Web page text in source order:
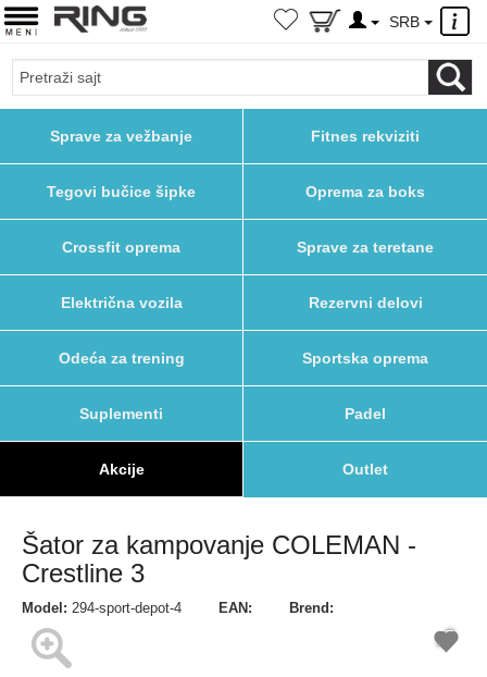
×
SRB
Sprave za vežbanje Fitnes rekviziti
Tegovi bučice šipke Oprema za boks
Crossfit oprema Sprave za teretane
Električna vozila Rezervni delovi
Odeća za trening Sportska oprema
Suplementi Padel
Akcije Outlet
Šator za kampovanje COLEMAN -
Crestline 3
Model: 294-sport-depot-4 EAN: Brend: